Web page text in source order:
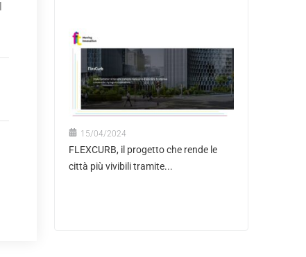
15/04/2024
FLEXCURB, il progetto che rende le
città più vivibili tramite...